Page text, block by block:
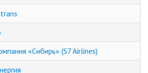
«Сибирь» (S7 Airlines)